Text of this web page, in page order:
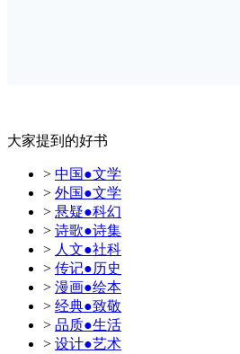
大家提到的好书
> 中国●文学
> 外国●文学
> 悬疑●科幻
> 诗歌●诗集
> 人文●社科
> 传记●历史
> 漫画●绘本
> 经典●致敬
> 品质●生活
> 设计●艺术